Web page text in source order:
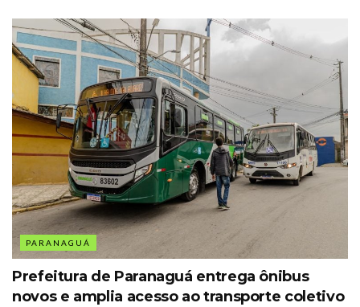
PARANAGUÁ
Prefeitura de Paranaguá entrega ônibus
novos e amplia acesso ao transporte coletivo